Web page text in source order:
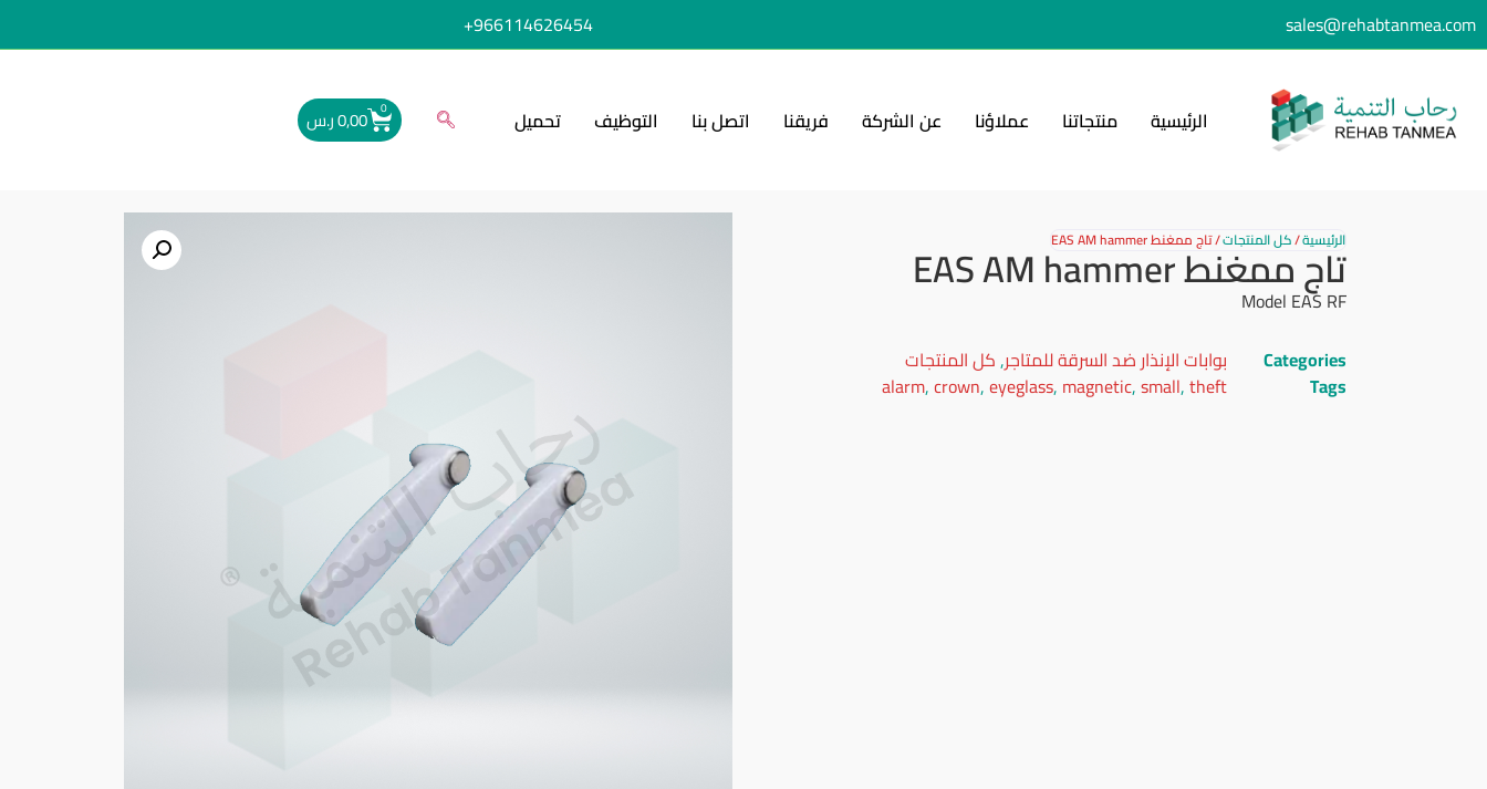
sales@rehabtanmea.com
966114626454+
الرئيسية منتجاتنا عملاؤنا عن الشركة فريقنا اتصل بنا التوظيف تحميل 0,00ر.س 0
الرئيسية/كل المنتجات/تاج ممغنط EAS AM hammerتاج ممغنط EAS AM hammer
Model EAS RF
Categories
بوابات الإنذار ضد السرقة للمتاجر,كل المنتجات
Tags
alarm,crown,eyeglass, magnetic,small,theft